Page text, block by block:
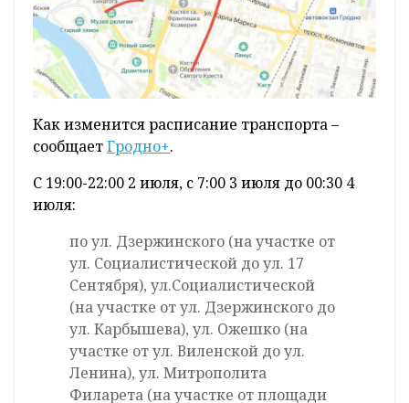
Как изменится расписание транспорта –
сообщаетГродно+.
С 19:00-22:00 2 июля, с 7:00 3 июля до 00:30 4
июля:
по ул. Дзержинского (на участке от
ул. Социалистической до ул. 17
Сентября), ул.Социалистической
(на участке от ул. Дзержинского до
ул. Карбышева), ул. Ожешко (на
участке от ул. Виленской до ул.
Ленина), ул. Митрополита
Филарета (на участке от площади